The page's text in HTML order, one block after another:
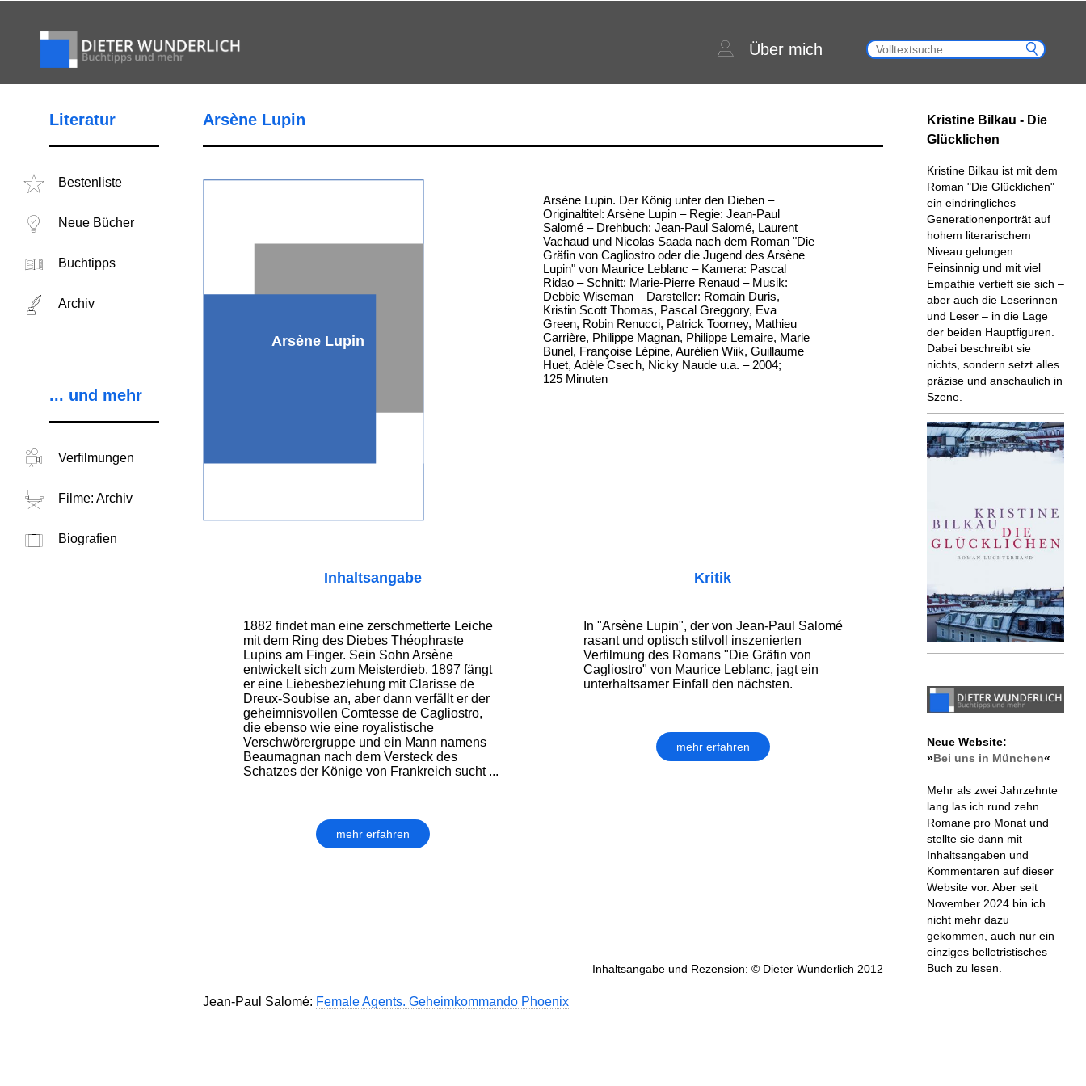
Über mich
Literatur
Bestenliste
Neue Bücher
Buchtipps
Archiv
... und mehr
Verfilmungen
Filme: Archiv
Biografien
Arsène Lupin
Arsène Lupin
Arsène Lupin. Der König unter den Dieben –
Originaltitel: Arsène Lupin – Regie: Jean-Paul
Salomé – Drehbuch: Jean-Paul Salomé, Laurent
Vachaud und Nicolas Saada nach dem Roman "Die
Gräfin von Cagliostro oder die Jugend des Arsène
Lupin" von Maurice Leblanc – Kamera: Pascal
Ridao – Schnitt: Marie-Pierre Renaud – Musik:
Debbie Wiseman – Darsteller: Romain Duris,
Kristin Scott Thomas, Pascal Greggory, Eva
Green, Robin Renucci, Patrick Toomey, Mathieu
Carrière, Philippe Magnan, Philippe Lemaire, Marie
Bunel, Françoise Lépine, Aurélien Wiik, Guillaume
Huet, Adèle Csech, Nicky Naude u.a. – 2004;
125 Minuten
Inhaltsangabe
1882 findet man eine zerschmetterte Leiche
mit dem Ring des Diebes Théophraste
Lupins am Finger. Sein Sohn Arsène
entwickelt sich zum Meisterdieb. 1897 fängt
er eine Liebesbeziehung mit Clarisse de
Dreux-Soubise an, aber dann verfällt er der
geheimnisvollen Comtesse de Cagliostro,
die ebenso wie eine royalistische
Verschwörergruppe und ein Mann namens
Beaumagnan nach dem Versteck des
Schatzes der Könige von Frankreich sucht ...
mehr erfahren
Kritik
In "Arsène Lupin", der von Jean-Paul Salomé
rasant und optisch stilvoll inszenierten
Verfilmung des Romans "Die Gräfin von
Cagliostro" von Maurice Leblanc, jagt ein
unterhaltsamer Einfall den nächsten.
mehr erfahren
Inhaltsangabe und Rezension: © Dieter Wunderlich 2012
Jean-Paul Salomé: Female Agents. Geheimkommando Phoenix
Kristine Bilkau - Die
Glücklichen
Kristine Bilkau ist mit dem
Roman "Die Glücklichen"
ein eindringliches
Generationenporträt auf
hohem literarischem
Niveau gelungen.
Feinsinnig und mit viel
Empathie vertieft sie sich –
aber auch die Leserinnen
und Leser – in die Lage
der beiden Hauptfiguren.
Dabei beschreibt sie
nichts, sondern setzt alles
präzise und anschaulich in
Szene.
Neue Website:
»Bei uns in München«
Mehr als zwei Jahrzehnte
lang las ich rund zehn
Romane pro Monat und
stellte sie dann mit
Inhaltsangaben und
Kommentaren auf dieser
Website vor. Aber seit
November 2024 bin ich
nicht mehr dazu
gekommen, auch nur ein
einziges belletristisches
Buch zu lesen.